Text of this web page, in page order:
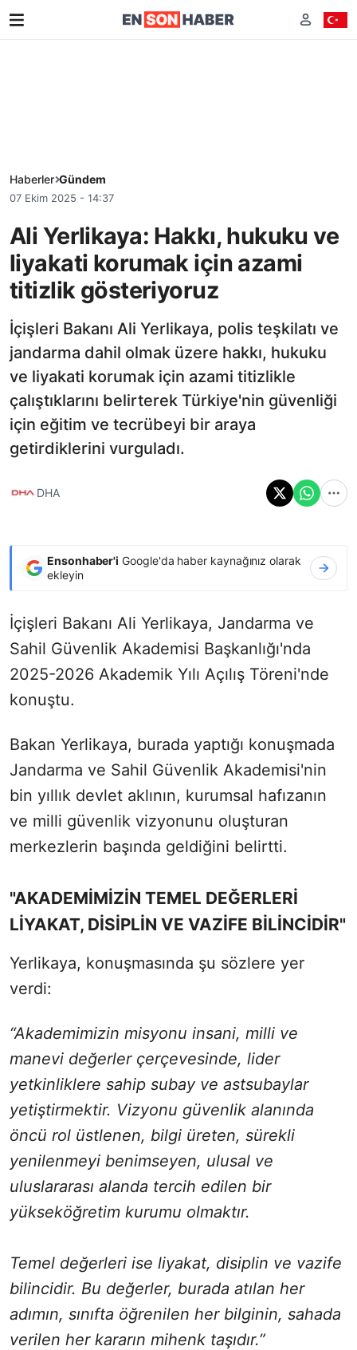
Haberler Gündem
07 Ekim 2025 - 14:37
Ali Yerlikaya: Hakkı, hukuku ve
liyakati korumak için azami
titizlik gösteriyoruz
İçişleri Bakanı Ali Yerlikaya, polis teşkilatı ve
jandarma dahil olmak üzere hakkı, hukuku
ve liyakati korumak için azami titizlikle
çalıştıklarını belirterek Türkiye'nin güvenliği
için eğitim ve tecrübeyi bir araya
getirdiklerini vurguladı.
DHA
Ensonhaber'i Google'da haber kaynağınız olarak
ekleyin
İçişleri Bakanı Ali Yerlikaya, Jandarma ve
Sahil Güvenlik Akademisi Başkanlığı'nda
2025-2026 Akademik Yılı Açılış Töreni'nde
konuştu.
Bakan Yerlikaya, burada yaptığı konuşmada
Jandarma ve Sahil Güvenlik Akademisi'nin
bin yıllık devlet aklının, kurumsal hafızanın
ve milli güvenlik vizyonunu oluşturan
merkezlerin başında geldiğini belirtti.
"AKADEMİMİZİN TEMEL DEĞERLERİ
LİYAKAT, DİSİPLİN VE VAZİFE BİLİNCİDİR"
Yerlikaya, konuşmasında şu sözlere yer
verdi:
“Akademimizin misyonu insani, milli ve
manevi değerler çerçevesinde, lider
yetkinliklere sahip subay ve astsubaylar
yetiştirmektir. Vizyonu güvenlik alanında
öncü rol üstlenen, bilgi üreten, sürekli
yenilenmeyi benimseyen, ulusal ve
uluslararası alanda tercih edilen bir
yükseköğretim kurumu olmaktır.
Temel değerleri ise liyakat, disiplin ve vazife
bilincidir. Bu değerler, burada atılan her
adımın, sınıfta öğrenilen her bilginin, sahada
verilen her kararın mihenk taşıdır.”